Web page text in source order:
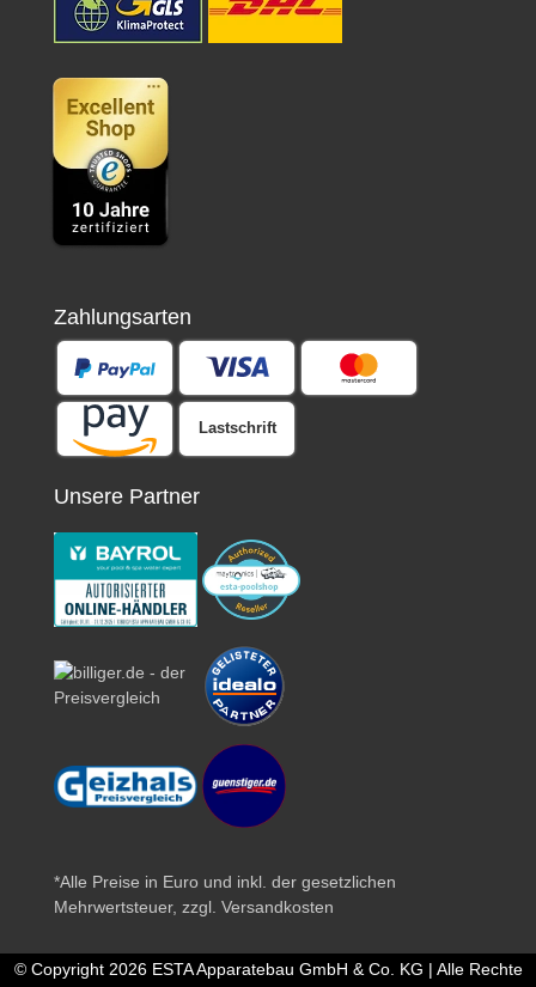
Zahlungsarten
Lastschrift
Unsere Partner
*Alle Preise in Euro und inkl. der gesetzlichen
Mehrwertsteuer, zzgl. Versandkosten
© Copyright 2026 ESTA Apparatebau GmbH & Co. KG | Alle Rechte